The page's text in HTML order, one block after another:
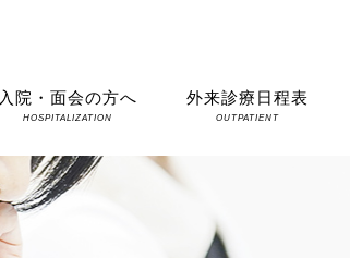
外来診療日程表
OUTPATIENT
入院・面会の方へ
HOSPITALIZATION